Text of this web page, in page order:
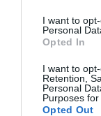
I want to
Personal
Opted In
I want to
Retention,
Personal
Purposes for
Opted Out